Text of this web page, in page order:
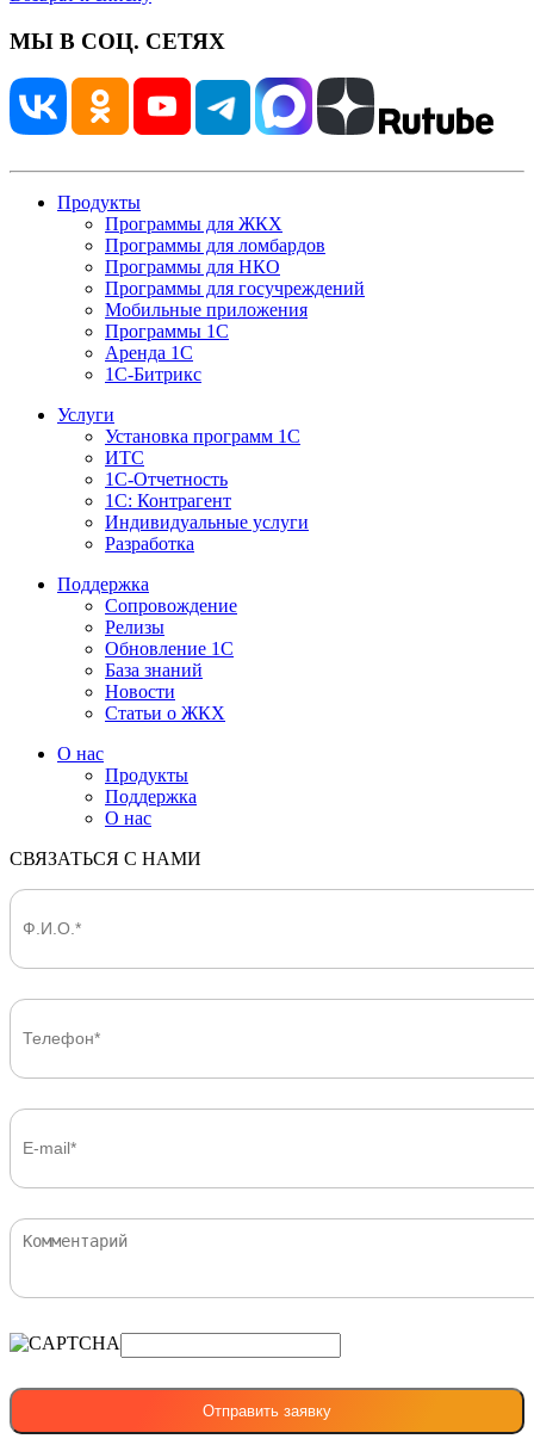
МЫ В СОЦ. СЕТЯХ
Продукты
Программы для ЖКХ
Программы для ломбардов
Программы для НКО
Программы для госучреждений
Мобильные приложения
Программы 1С
Аренда 1С
1С-Битрикс
Услуги
Установка программ 1С
ИТС
1С-Отчетность
1С: Контрагент
Индивидуальные услуги
Разработка
Поддержка
Сопровождение
Релизы
Обновление 1С
База знаний
Новости
Статьи о ЖКХ
О нас
Продукты
Поддержка
О нас
СВЯЗАТЬСЯ С НАМИ